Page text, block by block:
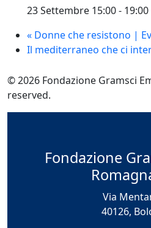
23 Settembre 15:00- 19:00
« Donne che resistono |
Il mediterraneo che ci
© 2026 Fondazione Gramsci
reserved.
Fondazione
Via
40126,